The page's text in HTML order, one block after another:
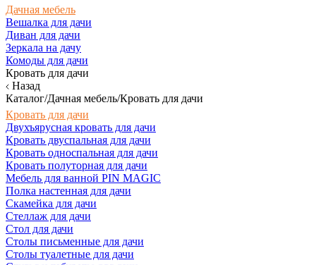
Дачная мебель
Вешалка для дачи
Диван для дачи
Зеркала на дачу
Комоды для дачи
Кровать для дачи
Назад
Каталог/Дачная мебель/Кровать для дачи
Кровать для дачи
Двухъярусная кровать для дачи
Кровать двуспальная для дачи
Кровать односпальная для дачи
Кровать полуторная для дачи
Мебель для ванной PIN MAGIC
Полка настенная для дачи
Скамейка для дачи
Стеллаж для дачи
Стол для дачи
Столы письменные для дачи
Столы туалетные для дачи